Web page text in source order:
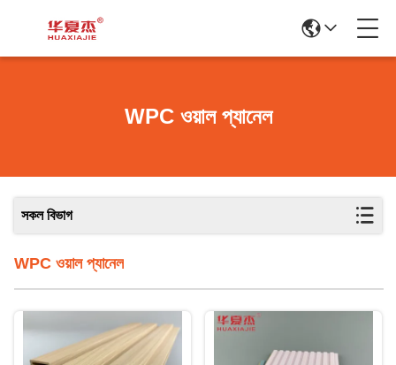
WPC ওয়াল প্যানেল
সকল বিভাগ
WPC ওয়াল প্যানেল